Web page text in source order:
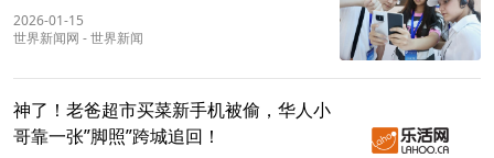
2026-01-15
世界新闻网 -世界新闻
神了！老爸超市买菜新手机被偷，华人小
哥靠一张”脚照”跨城追回！